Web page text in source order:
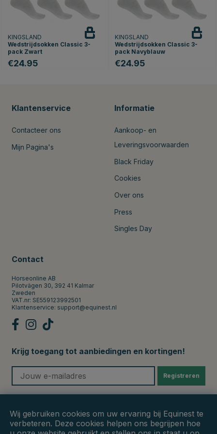
KINGSLAND
Wedstrijdsokken Classic 3-
pack Zwart
€24.95
KINGSLAND
Wedstrijdsokken Classic 3-
pack Navyblauw
€24.95
Klantenservice
Contacteer ons
Mijn Pagina's
Informatie
Aankoop- en
Leveringsvoorwaarden
Black Friday
Cookies
Over ons
Press
Singles Day
Contact
Horseonline AB
Pilotvägen 30, 392 41 Kalmar
Zweden
VAT.nr: SE559123992501
Klantenservice: support@equinest.nl
Krijg toegang tot aanbiedingen en kortingen!
Registreren
Wij gebruiken cookies om uw ervaring bij Equinest te
verbeteren. Deze cookies helpen ons begrijpen hoe